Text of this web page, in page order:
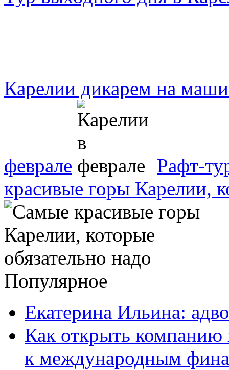
Карелии дикарем на
феврале
Рафт-
красивые горы Карелии,
Популярное
Екатерина Ильина:
Как открыть компанию
к международным